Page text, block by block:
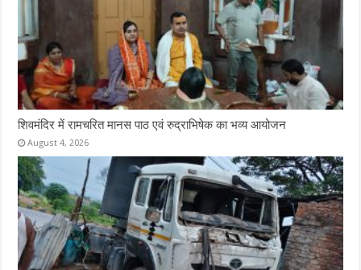
शिवमंदिर में रामचरित मानस पाठ एवं रुद्राभिषेक का भव्य आयोजन
August 4, 2026